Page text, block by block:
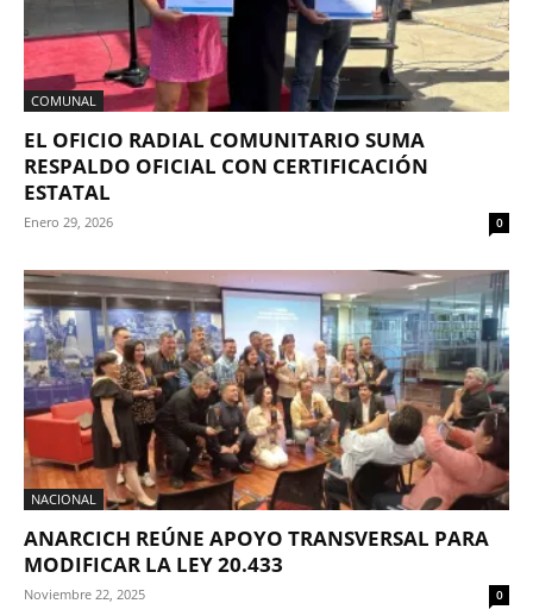
COMUNAL
EL OFICIO RADIAL COMUNITARIO SUMA
RESPALDO OFICIAL CON CERTIFICACIÓN
ESTATAL
Enero 29, 2026 0
NACIONAL
ANARCICH REÚNE APOYO TRANSVERSAL PARA
MODIFICAR LA LEY 20.433
Noviembre 22, 2025 0